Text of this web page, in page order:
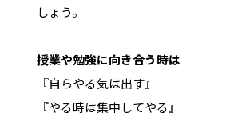
しょう。
授業や勉強に向き合う時は
『自らやる気は出す』
『やる時は集中してやる』